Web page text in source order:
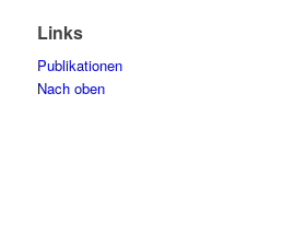
Links
Publikationen
Nach oben